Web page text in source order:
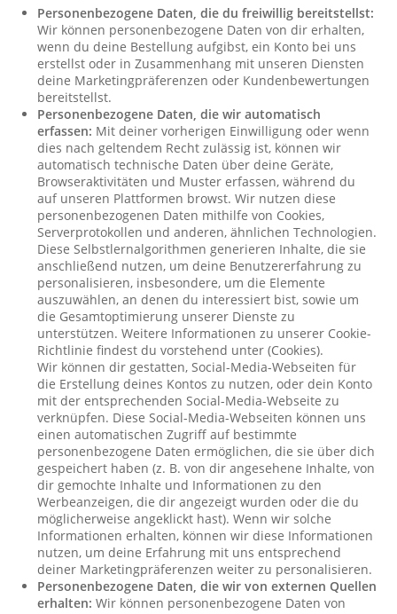
Personenbezogene Daten, die du freiwillig bereitstellst:
Wir können personenbezogene Daten von dir erhalten,
wenn du deine Bestellung aufgibst, ein Konto bei uns
erstellst oder in Zusammenhang mit unseren Diensten
deine Marketingpräferenzen oder Kundenbewertungen
bereitstellst.
Personenbezogene Daten, die wir automatisch
erfassen: Mit deiner vorherigen Einwilligung oder wenn
dies nach geltendem Recht zulässig ist, können wir
automatisch technische Daten über deine Geräte,
Browseraktivitäten und Muster erfassen, während du
auf unseren Plattformen browst. Wir nutzen diese
personenbezogenen Daten mithilfe von Cookies,
Serverprotokollen und anderen, ähnlichen Technologien.
Diese Selbstlernalgorithmen generieren Inhalte, die sie
anschließend nutzen, um deine Benutzererfahrung zu
personalisieren, insbesondere, um die Elemente
auszuwählen, an denen du interessiert bist, sowie um
die Gesamtoptimierung unserer Dienste zu
unterstützen. Weitere Informationen zu unserer Cookie-
Richtlinie findest du vorstehend unter (Cookies).
Wir können dir gestatten, Social-Media-Webseiten für
die Erstellung deines Kontos zu nutzen, oder dein Konto
mit der entsprechenden Social-Media-Webseite zu
verknüpfen. Diese Social-Media-Webseiten können uns
einen automatischen Zugriff auf bestimmte
personenbezogene Daten ermöglichen, die sie über dich
gespeichert haben (z. B. von dir angesehene Inhalte, von
dir gemochte Inhalte und Informationen zu den
Werbeanzeigen, die dir angezeigt wurden oder die du
möglicherweise angeklickt hast). Wenn wir solche
Informationen erhalten, können wir diese Informationen
nutzen, um deine Erfahrung mit uns entsprechend
deiner Marketingpräferenzen weiter zu personalisieren.
Personenbezogene Daten, die wir von externen Quellen
erhalten: Wir können personenbezogene Daten von